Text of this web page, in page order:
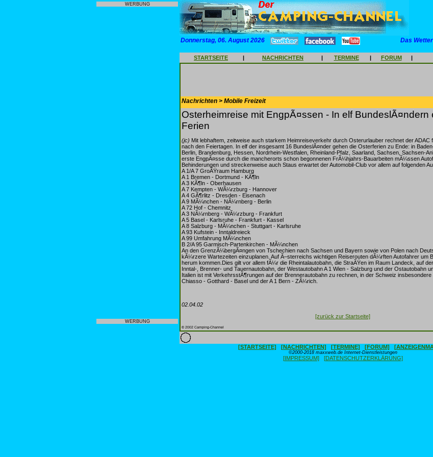
WERBUNG
WERBUNG
Donnerstag, 06. August 2026 Das
STARTSEITE | NACHRICHTEN | TERMINE | FORUM |
Nachrichten > Mobile Freizeit
Osterheimreise mit EngpÃ¤ssen - In elf BundeslÃ¤ndern
Ferien
(jc) Mit lebhaftem, zeitweise auch starkem Heimreiseverkehr durch Osterurlauber rechnet der
nach den Feiertagen. In elf der insgesamt 16 BundeslÃ¤nder gehen die Osterferien zu Ende: in
Berlin, Brandenburg, Hessen, Nordrhein-Westfalen, Rheinland-Pfalz, Saarland, Sachsen, Sachsen-
erste EngpÃ¤sse durch die mancherorts schon begonnenen FrÃ¼hjahrs-Bauarbeiten mÃ¼ssen
Behinderungen und streckenweise auch Staus erwartet der Automobil-Club vor allem auf folgenden
A 1/A 7 GroÃŸraum Hamburg
A 1 Bremen - Dortmund - KÃ¶ln
A 3 KÃ¶ln - Oberhausen
A 7 Kempten - WÃ¼rzburg - Hannover
A 4 GÃ¶rlitz - Dresden - Eisenach
A 9 MÃ¼nchen - NÃ¼rnberg - Berlin
A 72 Hof - Chemnitz
A 3 NÃ¼rnberg - WÃ¼rzburg - Frankfurt
A 5 Basel - Karlsruhe - Frankfurt - Kassel
A 8 Salzburg - MÃ¼nchen - Stuttgart - Karlsruhe
A 93 Kufstein - Inntaldreieck
A 99 Umfahrung MÃ¼nchen
B 2/A 95 Garmisch-Partenkirchen - MÃ¼nchen
An den GrenzÃ¼bergÃ¤ngen von Tschechien nach Sachsen und Bayern sowie von Polen nach
kÃ¼rzere Wartezeiten einzuplanen. Auf Ã–sterreichs wichtigen Reiserouten dÃ¼rften Autofahrer um
herum kommen.Dies gilt vor allem fÃ¼r die Rheintalautobahn, die StraÃŸen im Raum Landeck, auf
Inntal-, Brenner- und Tauernautobahn, der Westautobahn A 1 Wien - Salzburg und der Ostautobahn
Italien ist mit VerkehrsstÃ¶rungen auf der Brennerautobahn zu rechnen, in der Schweiz
Chiasso - Gotthard - Basel und der A 1 Bern - ZÃ¼rich.
02.04.02
[zurück zur Startseite]
© 2002 Camping-Channel
[STARTSEITE] [NACHRICHTEN] [TERMINE] [FORUM]
©2000-2018 maxxweb.de Internet-Dienstleistungen
[IMPRESSUM] [DATENSCHUTZERKLÄRUNG]